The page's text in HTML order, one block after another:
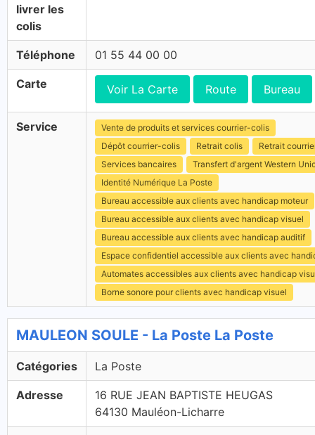
livrer les
colis
Téléphone 01 55 44 00 00
Carte Voir La Carte Route Bureau
Service
Vente de produits et services courrier-colis
Dépôt courrier-colis
Retrait colis
Retrait
Services bancaires
Transfert d'argent Western
Identité Numérique La Poste
Bureau accessible aux clients avec handicap moteur
Bureau accessible aux clients avec handicap visuel
Bureau accessible aux clients avec handicap auditif
Espace confidentiel accessible aux clients avec
Automates accessibles aux clients avec handicap
Borne sonore pour clients avec handicap visuel
MAULEON SOULE - La Poste La Poste
Catégories La Poste
Adresse
16 RUE JEAN BAPTISTE HEUGAS
64130 Mauléon-Licharre